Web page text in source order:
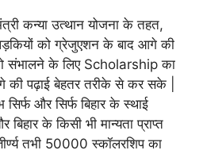
कन्या उत्थान योजना के तहत,
को ग्रेजुएशन के बाद आगे की
संभालने के लिए Scholarship का
की पढ़ाई बेहतर तरीके से कर सके |
और सिर्फ बिहार के स्थाई
बिहार के किसी भी मान्यता प्राप्त
तभी 50000 स्कॉलरशिप का